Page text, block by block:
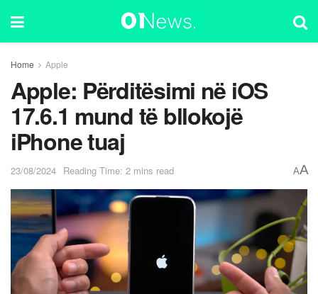
Home Apple
Apple: Përditësimi në iOS
17.6.1 mund të bllokojë
iPhone tuaj
23/08/2024 Reading Time: 2 mins read AA